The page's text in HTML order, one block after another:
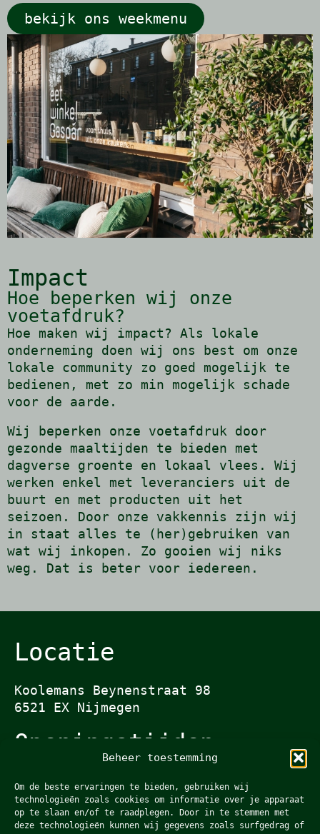
Beheer toestemming
Om de beste ervaringen te bieden, gebruiken wij
technologieën zoals cookies om informatie over je apparaat
op te slaan en/of te raadplegen. Door in te stemmen met
deze technologieën kunnen wij gegevens zoals surfgedrag of
bekijk ons weekmenu
Impact
Hoe beperken wij onze
voetafdruk?
Hoe maken wij impact? Als lokale
onderneming doen wij ons best om onze
lokale community zo goed mogelijk te
bedienen, met zo min mogelijk schade
voor de aarde.
Wij beperken onze voetafdruk door
gezonde maaltijden te bieden met
dagverse groente en lokaal vlees. Wij
werken enkel met leveranciers uit de
buurt en met producten uit het
seizoen. Door onze vakkennis zijn wij
in staat alles te (her)gebruiken van
wat wij inkopen. Zo gooien wij niks
weg. Dat is beter voor iedereen.
Locatie
Koolemans Beynenstraat 98
6521 EX Nijmegen
Openingstijden
Ma t/m vr - 15.00u - 20.00u
Za & zo - gesloten